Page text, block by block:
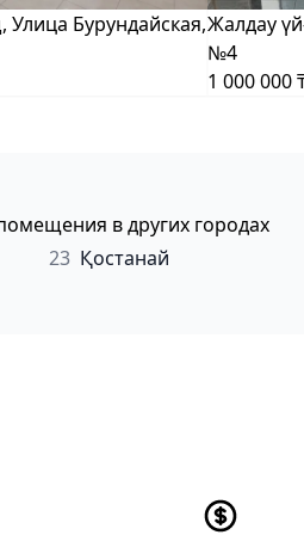
Бурундайская,Жалдау
№4
1 000 000
в других городах
23 Қостанай